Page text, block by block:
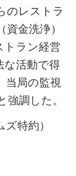
のレストラ
金洗浄）
トラン経営
な活動で得
当局の監視
調した。
特約）